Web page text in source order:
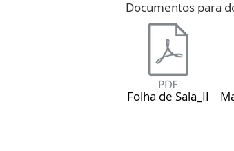
Documentos para
Folha de Sala_II